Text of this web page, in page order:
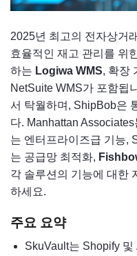
2025년 최고의 전자상거
효율적인 재고 관리를 위
하는 Logiwa WMS, 확장
NetSuite WMS가 포함됩
서 탁월하며, ShipBob은
다. Manhattan
는 엔터프라이즈급 기능,
는 공급망 최적화,
각 솔루션의 기능에 대한
하세요.
주요 요약
SkuVault는 Shopify